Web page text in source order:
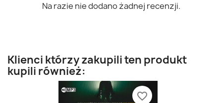
Na razie nie dodano żadnej recenzji.
Klienci którzy zakupili ten produkt
kupili również:
favorite_border